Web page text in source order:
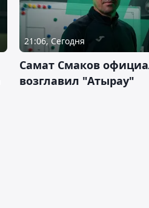
21:06, Сегодня
Самат Смаков
возглавил "Атырау"